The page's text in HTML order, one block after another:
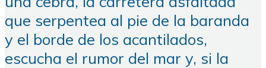
que serpentea al pie de la baranda
y el borde de los acantilados,
escucha el rumor del mar y, si la